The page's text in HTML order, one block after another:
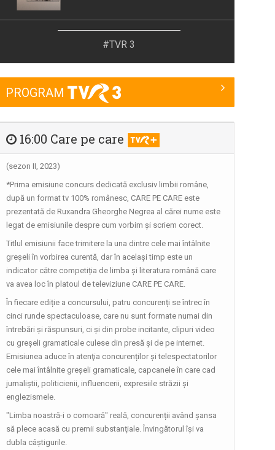
Duminica, ora 11.30, bilunar
LUMEA DE APROAPE
19.55, TVR3
CARAVANA TVR3
Duminică, ora 17.30
Luni-vineri, ora 17.00
REGATUL SĂLBATIC
Duminică, ora 17.00
TABLETA DE SĂNĂTATE
Teme medicale de interes și invitați ...
#TVR 3
PROGRAM
16:00 Care pe care
(sezon II, 2023)
*Prima emisiune concurs dedicată exclusiv limbii române,
după un format tv 100% românesc, CARE PE CARE este
prezentată de Ruxandra Gheorghe Negrea al cărei nume este
legat de emisiunile despre cum vorbim și scriem corect.
Titlul emisiunii face trimitere la una dintre cele mai întâlnite
greșeli în vorbirea curentă, dar în același timp este un
indicator către competiția de limba și literatura română care
va avea loc în platoul de televiziune CARE PE CARE.
În fiecare ediție a concursului, patru concurenți se întrec în
cinci runde spectaculoase, care nu sunt formate numai din
întrebări și răspunsuri, ci și din probe incitante, clipuri video
cu greșeli gramaticale culese din presă și de pe internet.
Emisiunea aduce în atenţia concurenților și telespectatorilor
cele mai întâlnite greșeli gramaticale, capcanele în care cad
jurnaliștii, politicienii, influencerii, expresiile străzii și
englezismele.
"Limba noastră-i o comoară" reală, concurenții având şansa
să plece acasă cu premii substanţiale. Învingătorul își va
dubla câștigurile.